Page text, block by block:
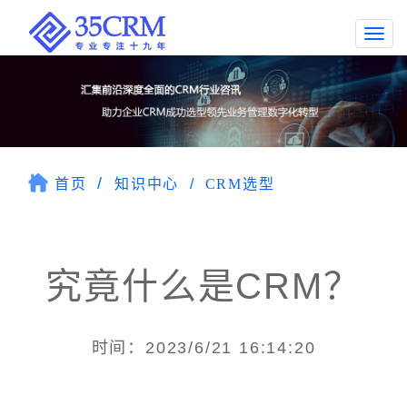
首页 知识中心 CRM选型
究竟什么是CRM？
时间：2023/6/21 16:14:20